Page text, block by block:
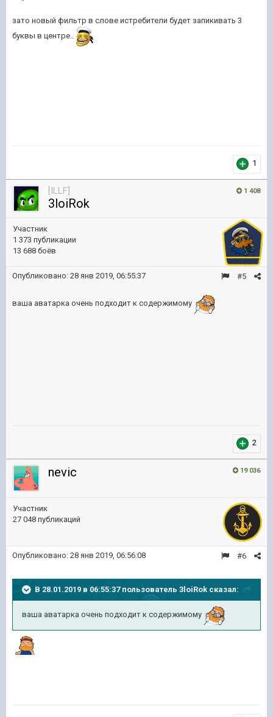
зато новый фильтр в слове истребители будет запикивать 3
буквы в центре..
1
1 408
[ILLF]
3loiRok
Участник
1 373 публикации
13 688 боёв
#5
Опубликовано: 28 янв 2019, 06:55:37
ваша аватарка очень подходит к содержимому
2
19 036
nevic
Участник
27 048 публикаций
#6
Опубликовано: 28 янв 2019, 06:56:08
В 28.01.2019 в 06:55:37 пользователь 3loiRok сказал:
ваша аватарка очень подходит к содержимому